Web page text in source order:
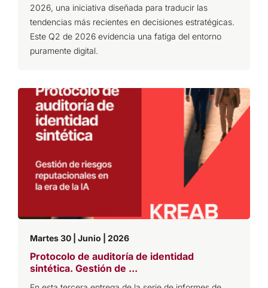
2026, una iniciativa diseñada para traducir las
tendencias más recientes en decisiones estratégicas.
Este Q2 de 2026 evidencia una fatiga del entorno
puramente digital.
Martes 30 | Junio | 2026
Protocolo de auditoría de identidad
sintética. Gestión de ...